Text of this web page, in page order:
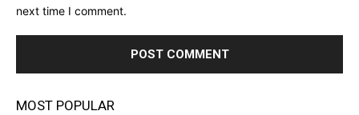
next time I comment.
MOST POPULAR